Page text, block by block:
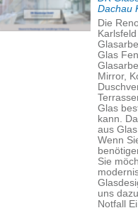
Dachau
Die
Glas
Mirror,
Glas
kann.
aus
Wenn
Sie
uns
Notfall